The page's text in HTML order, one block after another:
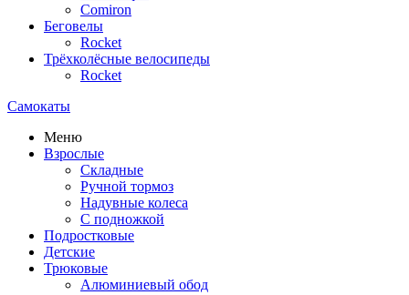
Comiron
Беговелы
Rocket
Трёхколёсные велосипеды
Rocket
Самокаты
Меню
Взрослые
Складные
Ручной тормоз
Надувные колеса
С подножкой
Подростковые
Детские
Трюковые
Алюминиевый обод